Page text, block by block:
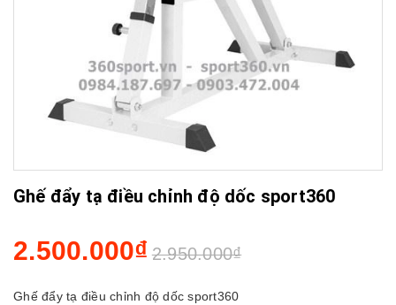
Ghế đẩy tạ điều chỉnh độ dốc sport360
2.500.000₫ 2.950.000₫
Ghế đẩy tạ điều chỉnh độ dốc sport360